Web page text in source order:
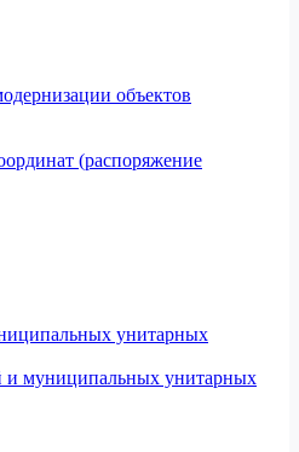
объектов
(распоряжение
унитарных
и муниципальных унитарных